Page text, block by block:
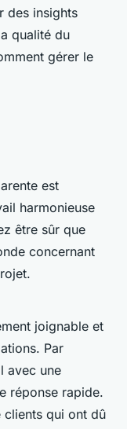
des insights
qualité du
gérer le
est
harmonieuse
être sûr que
concernant
joignable et
Par
avec une
réponse rapide.
clients qui ont dû